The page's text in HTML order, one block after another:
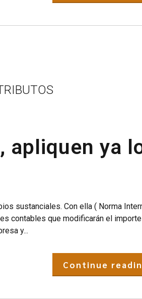
apliquen ya
sustanciales. Con ella ( Norma
contables que modificarán el
y...
Continue